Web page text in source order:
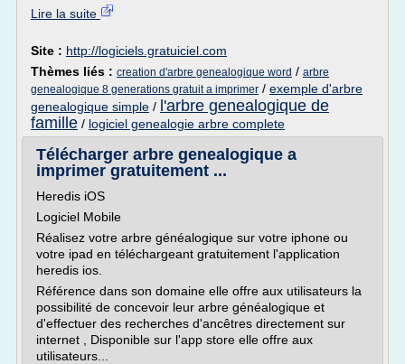
Lire la suite
Site : http://logiciels.gratuiciel.com
Thèmes liés : creation d'arbre genealogique word / arbre
genealogique 8 generations gratuit a imprimer / exemple d'arbre
genealogique simple / l'arbre genealogique de
famille / logiciel genealogie arbre complete
Télécharger arbre genealogique a
imprimer gratuitement ...
Heredis iOS
Logiciel Mobile
Réalisez votre arbre généalogique sur votre iphone ou
votre ipad en téléchargeant gratuitement l'application
heredis ios.
Référence dans son domaine elle offre aux utilisateurs la
possibilité de concevoir leur arbre généalogique et
d'effectuer des recherches d'ancêtres directement sur
internet , Disponible sur l'app store elle offre aux
utilisateurs...